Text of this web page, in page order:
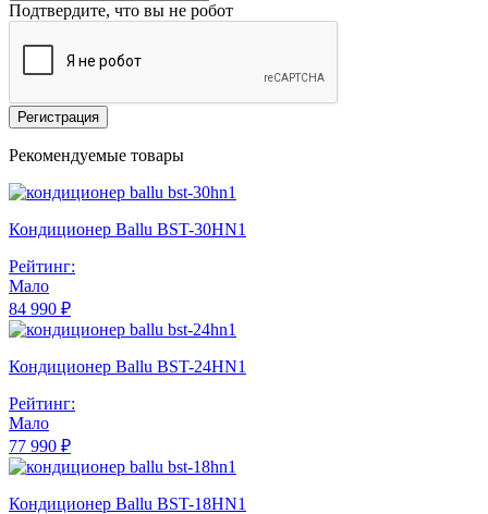
Подтвердите, что вы не робот
Регистрация
Рекомендуемые товары
Кондиционер Ballu BST-30HN1
Рейтинг:
Мало
84 990 ₽
Кондиционер Ballu BST-24HN1
Рейтинг:
Мало
77 990 ₽
Кондиционер Ballu BST-18HN1